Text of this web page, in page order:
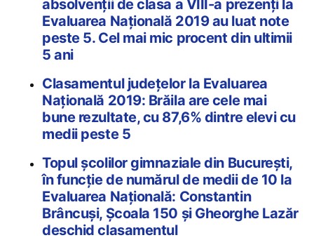
absolvenții de clasa a VIII-a prezenți la
Evaluarea Națională 2019 au luat note
peste 5. Cel mai mic procent din ultimii
5 ani
Clasamentul județelor la Evaluarea
Națională 2019: Brăila are cele mai
bune rezultate, cu 87,6% dintre elevi cu
medii peste 5
Topul școlilor gimnaziale din București,
în funcție de numărul de medii de 10 la
Evaluarea Națională: Constantin
Brâncuşi, Şcoala 150 și Gheorghe Lazăr
deschid clasamentul